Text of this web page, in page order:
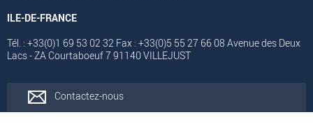
ILE-DE-FRANCE
Tél. : +33(0)1 69 53 02 32 Fax : +33(0)5 55 27 66 08 Avenue des Deux
Lacs - ZA Courtaboeuf 7 91140 VILLEJUST
Contactez-nous